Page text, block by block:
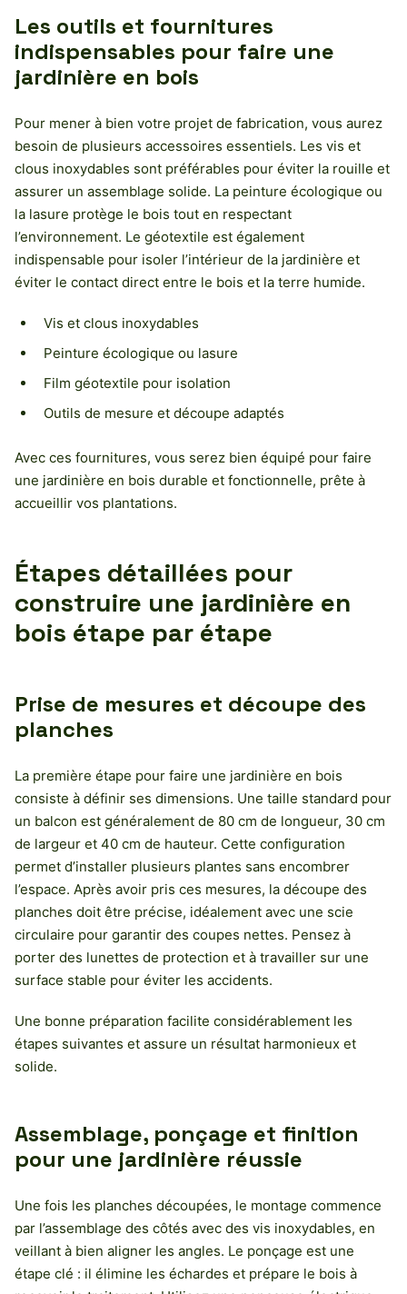
Les outils et fournitures
indispensables pour faire une
jardinière en bois
Pour mener à bien votre projet de fabrication, vous aurez
besoin de plusieurs accessoires essentiels. Les vis et
clous inoxydables sont préférables pour éviter la rouille et
assurer un assemblage solide. La peinture écologique ou
la lasure protège le bois tout en respectant
l’environnement. Le géotextile est également
indispensable pour isoler l’intérieur de la jardinière et
éviter le contact direct entre le bois et la terre humide.
Vis et clous inoxydables
Peinture écologique ou lasure
Film géotextile pour isolation
Outils de mesure et découpe adaptés
Avec ces fournitures, vous serez bien équipé pour faire
une jardinière en bois durable et fonctionnelle, prête à
accueillir vos plantations.
Étapes détaillées pour
construire une jardinière en
bois étape par étape
Prise de mesures et découpe des
planches
La première étape pour faire une jardinière en bois
consiste à définir ses dimensions. Une taille standard pour
un balcon est généralement de 80 cm de longueur, 30 cm
de largeur et 40 cm de hauteur. Cette configuration
permet d’installer plusieurs plantes sans encombrer
l’espace. Après avoir pris ces mesures, la découpe des
planches doit être précise, idéalement avec une scie
circulaire pour garantir des coupes nettes. Pensez à
porter des lunettes de protection et à travailler sur une
surface stable pour éviter les accidents.
Une bonne préparation facilite considérablement les
étapes suivantes et assure un résultat harmonieux et
solide.
Assemblage, ponçage et finition
pour une jardinière réussie
Une fois les planches découpées, le montage commence
par l’assemblage des côtés avec des vis inoxydables, en
veillant à bien aligner les angles. Le ponçage est une
étape clé : il élimine les échardes et prépare le bois à